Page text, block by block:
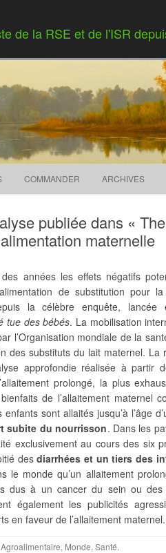
de la RSE et de l'ISR
COMMANDER ARCHIVES
publiée dans «
maternelle
années les effets négatifs
de substitution pour
la célèbre enquête, lancée
tue des bébés. La mobilisation
l’Organisation mondiale de la
des substituts du lait maternel. La
approfondie réalisée à partir
prolongé, la plus
de l’allaitement maternel
sont allaités jusqu’à l’âge
subite du nourrisson. Dans les
exclusivement au cours des six
desdiarrhées et un tiers des
le monde qu’un allaitement
dus à un cancer du sein ou
également les publicités
en faveur de l’allaitement maternel.
Agroalimentaire, Monde, Santé.